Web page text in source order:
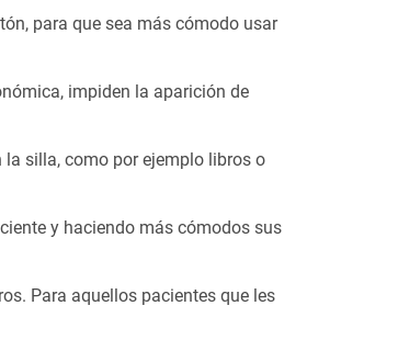
para que sea más cómodo usar
impiden la aparición de
la silla, como por ejemplo libros o
y haciendo más cómodos sus
Para aquellos pacientes que les